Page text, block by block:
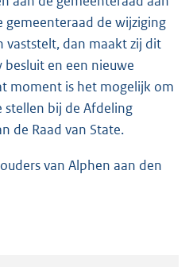
gemeenteraad de wijziging
vaststelt, dan maakt zij dit
en een nieuwe
moment is het mogelijk om
bij de Afdeling
de Raad van State.
van Alphen aan den